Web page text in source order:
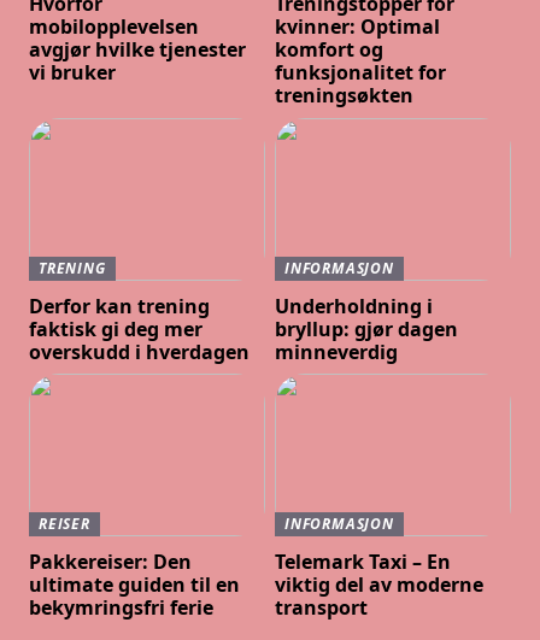
mobilopplevelsen
avgjør hvilke tjenester
vi bruker
kvinner: Optimal
komfort og
funksjonalitet for
treningsøkten
TRENING
Derfor kan trening
faktisk gi deg mer
overskudd i hverdagen
INFORMASJON
Underholdning i
bryllup: gjør dagen
minneverdig
REISER
Pakkereiser: Den
ultimate guiden til en
bekymringsfri ferie
INFORMASJON
Telemark Taxi – En
viktig del av moderne
transport